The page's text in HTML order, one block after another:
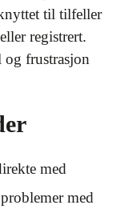
til tilfeller
registrert.
frustrasjon
med
med